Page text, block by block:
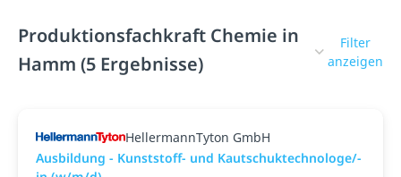
Produktionsfachkraft Chemie in
Hamm (5 Ergebnisse)
Filter
anzeigen
HellermannTyton GmbH
Ausbildung - Kunststoff- und Kautschuktechnologe/-